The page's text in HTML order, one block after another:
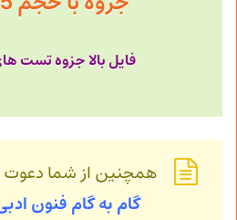
فایل بالا جزوه تست
همچنین از شما
گام به گام فنون